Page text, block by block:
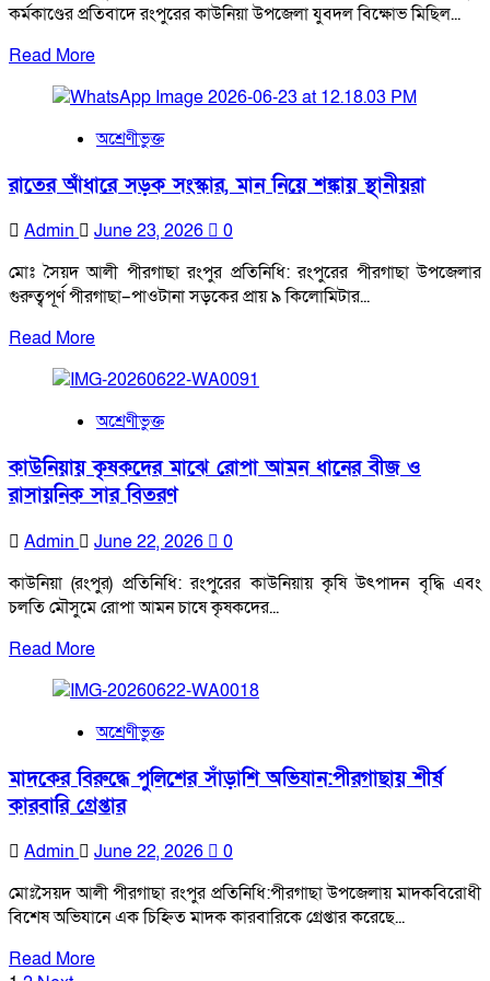
কর্মকাণ্ডের প্রতিবাদে রংপুরের কাউনিয়া উপজেলা যুবদল বিক্ষোভ মিছিল...
Read MoreRead
about
কাউনিয়ায়
অপপ্রচার
ও
শিষ্টাচারবহির্ভূত
রাজনীতির
যুবদলের
প্রতিবাদ
অশ্রেণীভুক্ত
রাতের আঁধারে সড়ক সংস্কার, মান নিয়ে শঙ্কায় স্থানীয়রা
Admin June 23, 2026
0
মোঃ সৈয়দ আলী পীরগাছা রংপুর প্রতিনিধি: রংপুরের পীরগাছা উপজেলার
গুরুত্বপূর্ণ পীরগাছা–পাওটানা সড়কের প্রায় ৯ কিলোমিটার...
Read MoreRead
about
রাতের
আঁধারে
সড়ক
সংস্কার,
মান
নিয়ে
শঙ্কায়
স্থানীয়রা
অশ্রেণীভুক্ত
কাউনিয়ায় কৃষকদের মাঝে রোপা আমন ধানের বীজ ও
রাসায়নিক সার বিতরণ
Admin June 22, 2026
0
কাউনিয়া (রংপুর) প্রতিনিধি: রংপুরের কাউনিয়ায় কৃষি উৎপাদন বৃদ্ধি এবং
চলতি মৌসুমে রোপা আমন চাষে কৃষকদের...
Read MoreRead
about
কাউনিয়ায়
কৃষকদের
মাঝে
রোপা
আমন
ধানের
বীজ
ও
রাসায়নিক
বিতরণ
অশ্রেণীভুক্ত
মাদকের বিরুদ্ধে পুলিশের সাঁড়াশি অভিযান:পীরগাছায় শীর্ষ
কারবারি গ্রেপ্তার
Admin June 22, 2026
0
মোঃসৈয়দ আলী পীরগাছা রংপুর প্রতিনিধি:পীরগাছা উপজেলায় মাদকবিরোধী
বিশেষ অভিযানে এক চিহ্নিত মাদক কারবারিকে গ্রেপ্তার করেছে...
Read MoreRead